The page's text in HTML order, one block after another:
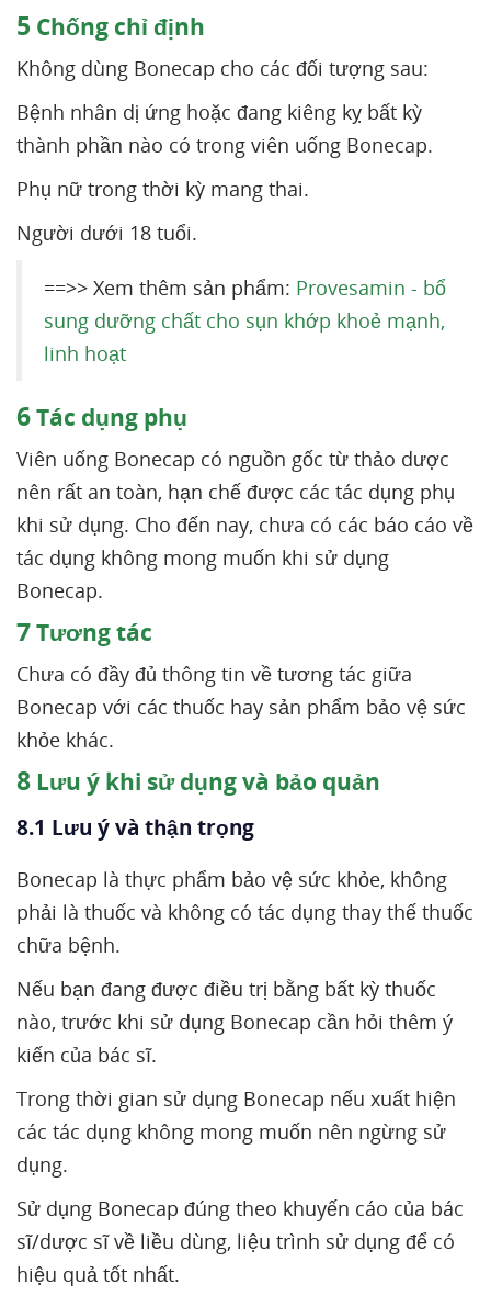
5 Chống chỉ định
Không dùng Bonecap cho các đối tượng sau:
Bệnh nhân dị ứng hoặc đang kiêng kỵ bất kỳ
thành phần nào có trong viên uống Bonecap.
Phụ nữ trong thời kỳ mang thai.
Người dưới 18 tuổi.
==>> Xem thêm sản phẩm: Provesamin - bổ
sung dưỡng chất cho sụn khớp khoẻ mạnh,
linh hoạt
6Tác dụng phụ
Viên uống Bonecap có nguồn gốc từ thảo dược
nên rất an toàn, hạn chế được các tác dụng phụ
khi sử dụng. Cho đến nay, chưa có các báo cáo về
tác dụng không mong muốn khi sử dụng
Bonecap.
7Tương tác
Chưa có đầy đủ thông tin về tương tác giữa
Bonecap với các thuốc hay sản phẩm bảo vệ sức
khỏe khác.
8 Lưu ý khi sử dụng và bảo quản
8.1 Lưu ý và thận trọng
Bonecap là thực phẩm bảo vệ sức khỏe, không
phải là thuốc và không có tác dụng thay thế thuốc
chữa bệnh.
Nếu bạn đang được điều trị bằng bất kỳ thuốc
nào, trước khi sử dụng Bonecap cần hỏi thêm ý
kiến của bác sĩ.
Trong thời gian sử dụng Bonecap nếu xuất hiện
các tác dụng không mong muốn nên ngừng sử
dụng.
Sử dụng Bonecap đúng theo khuyến cáo của bác
sĩ/dược sĩ về liều dùng, liệu trình sử dụng để có
hiệu quả tốt nhất.